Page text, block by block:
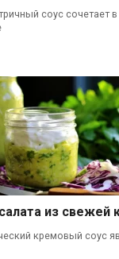
соус сочетает
из свежей
кремовый соус